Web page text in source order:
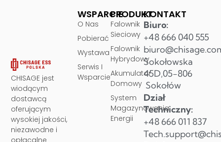
CHISAGE jest
wiodącym
dostawcą
oferującym
wysokiej jakości,
niezawodne i
PRODUKT
Falownik
Sieciowy
Falownik
Hybrydowy
Akumulator
Domowy
System
Magazynowania
Energii
WSPARCIE
O Nas
Pobierać
Wystawa
Serwis I
Wsparcie
KONTAKT
Biuro:
+48 666 040 555
Sokołowska
45D,05-806
Sokołów
Dział
Techniczny:
+48 666 011 837